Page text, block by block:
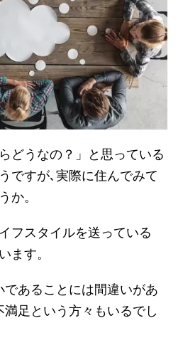
どうなの？」と思っている
ですが､実際に住んでみて
か。
フスタイルを送っている
ます。
であることには間違いがあ
満足という方々もいるでし